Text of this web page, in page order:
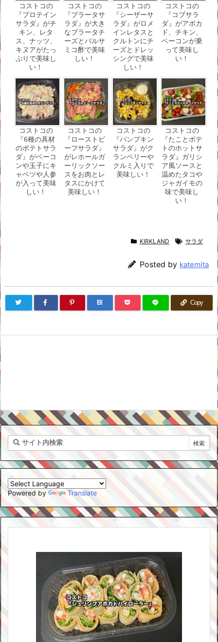
コストコの
『プロテイン
サラダ』がチ
キン、レタ
ス、ナッツ、
キヌアがたっ
ぷりで美味し
い！
コストコの
『ブラータサ
ラダ』が大き
なブラータチ
ーズとバルサ
ミコ酢で美味
しい！
コストコの
『シーザーサ
ラダ』がロメ
インレタスと
クルトンにチ
ーズとドレッ
シングで美味
しい！
コストコの
『コブサラ
ダ』がアボカ
ド、チキン、
ベーコンが乗
って美味し
い！
コストコの
『6種の具材
のポテトサラ
ダ』がベーコ
ンや玉子にキ
ャベツや人参
が入って美味
しい！
コストコの
『ローストビ
ーフサラダ』
がレホールガ
ーリックソー
スをお肉とレ
タスにかけて
美味しい！
コストコの
『パンプキン
サラダ』がク
ランベリーや
クルミ入りで
美味しい！
コストコの
『たことポテ
トのホットサ
ラダ』ガリシ
ア風ソースと
温めたタコや
ジャガイモの
味で美味し
い！
KIRKLAND サラダ
Posted by katemita
B! Copy
Powered by Translate